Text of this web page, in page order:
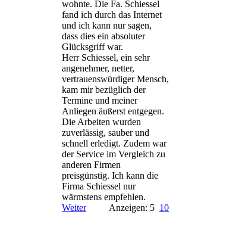
wohnte. Die Fa. Schiessel
fand ich durch das Internet
und ich kann nur sagen,
dass dies ein absoluter
Glücksgriff war.
Herr Schiessel, ein sehr
angenehmer, netter,
vertrauenswürdiger Mensch,
kam mir bezüglich der
Termine und meiner
Anliegen äußerst entgegen.
Die Arbeiten wurden
zuverlässig, sauber und
schnell erledigt. Zudem war
der Service im Vergleich zu
anderen Firmen
preisgünstig. Ich kann die
Firma Schiessel nur
wärmstens empfehlen.
Weiter
Anzeigen: 5 10